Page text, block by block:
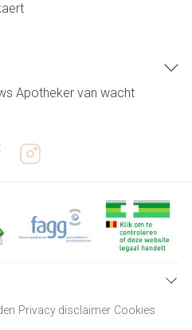
Apotheker van wacht
Privacy disclaimer Cookies